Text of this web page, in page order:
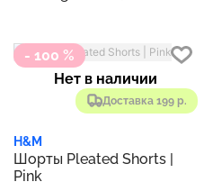
- 100 %
Доставка 199 р.
Нет в наличии
H&M
Шорты Pleated Shorts |
Pink